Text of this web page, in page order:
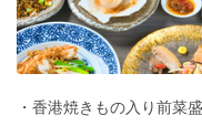
・香港焼きもの入り前菜